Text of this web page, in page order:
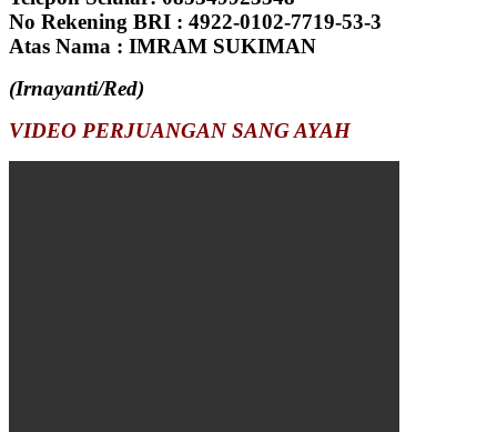
No Rekening BRI : 4922-0102-7719-53-3
Atas Nama : IMRAM SUKIMAN
(Irnayanti/Red)
VIDEO PERJUANGAN SANG AYAH